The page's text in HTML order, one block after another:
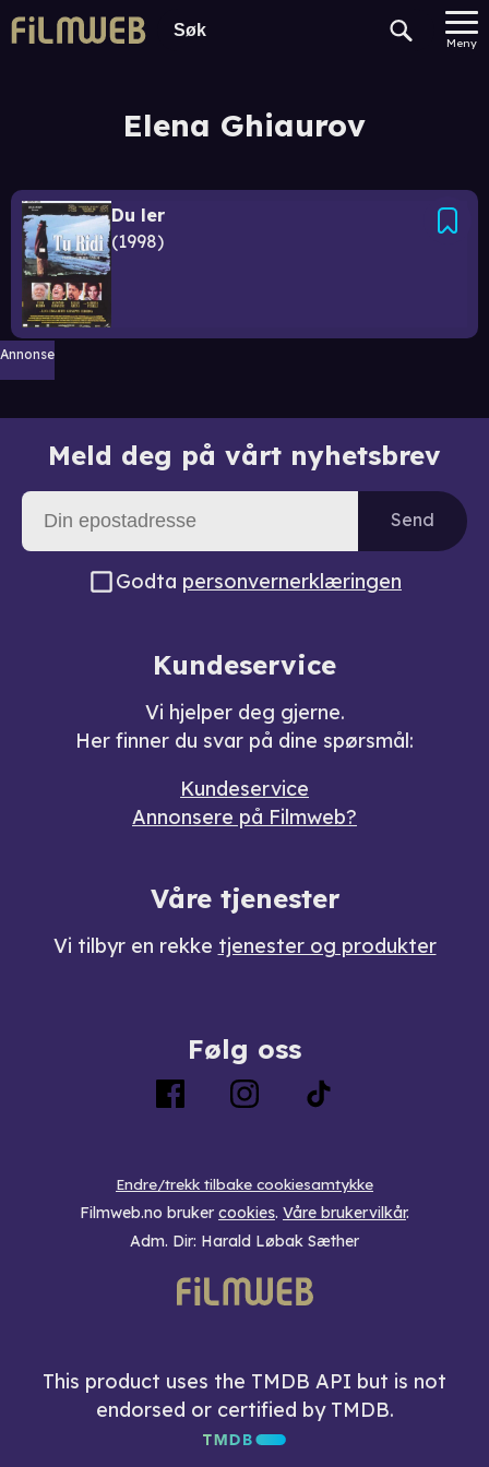
Meny
Elena Ghiaurov
Du ler
1998
Annonse
Meld deg på vårt nyhetsbrev
Send
Godta personvernerklæringen
Kundeservice
Vi hjelper deg gjerne.
Her finner du svar på dine spørsmål:
Kundeservice
Annonsere på Filmweb?
Våre tjenester
Vi tilbyr en rekke tjenester og produkter
Følg oss
Endre/trekk tilbake cookiesamtykke
Filmweb.no bruker cookies. Våre brukervilkår.
Adm. Dir: Harald Løbak Sæther
This product uses the TMDB API but is not
endorsed or certified by TMDB.